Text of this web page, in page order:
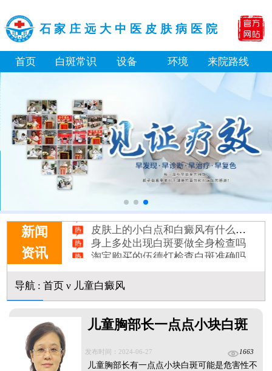
石家庄远大中医皮肤病医院
首页 白斑常识 设备 环境 来院路线
新闻
资讯
身体黑色素缺失是什么原因引起
白癜风打复色针有没有治好的案例
白癜风最初征兆什么样图片
初期白癜风和普通的色素减退斑怎么区分
伍德灯下不同颜色的荧光分别代表什么病
皮肤上的小白点和白癜风有什么区别
身上多处出现白斑要做全身检查吗
淘宝购买的伍德灯检查白斑准确吗
大面积白斑做全身仓光疗怎么样
导航: 首页ν 儿童白癜风
儿童胸部长一点点小块白斑
发布时间：2024-06-27 1663
儿童胸部长有一点点小块白斑可能是危害性不